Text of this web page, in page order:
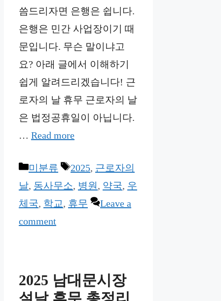
씀드리자면 은행은 쉽니다.
은행은 민간 사업장이기 때
문입니다. 무슨 말이냐고
요? 아래 글에서 이해하기
쉽게 알려드리겠습니다! 근
로자의 날 휴무 근로자의 날
은 법정공휴일이 아닙니다.
… Read more
Categories
미분류 Tags
2025, 근로자의
날, 동사무소, 병원, 약국, 우
체국, 학교, 휴무
Leave a
comment
2025 남대문시장